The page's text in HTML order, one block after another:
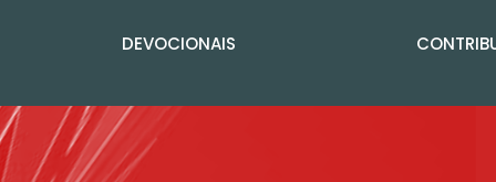
DEVOCIONAIS